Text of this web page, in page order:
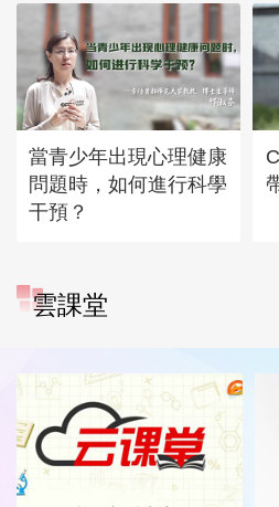
當青少年出現心理健康
問題時，如何進行科學
干預？
雲課堂